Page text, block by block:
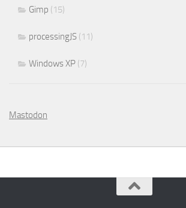
Gimp (15)
processingJS (11)
Windows XP (7)
Mastodon